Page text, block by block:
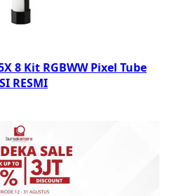
8 Kit RGBWW Pixel Tube
RESMI